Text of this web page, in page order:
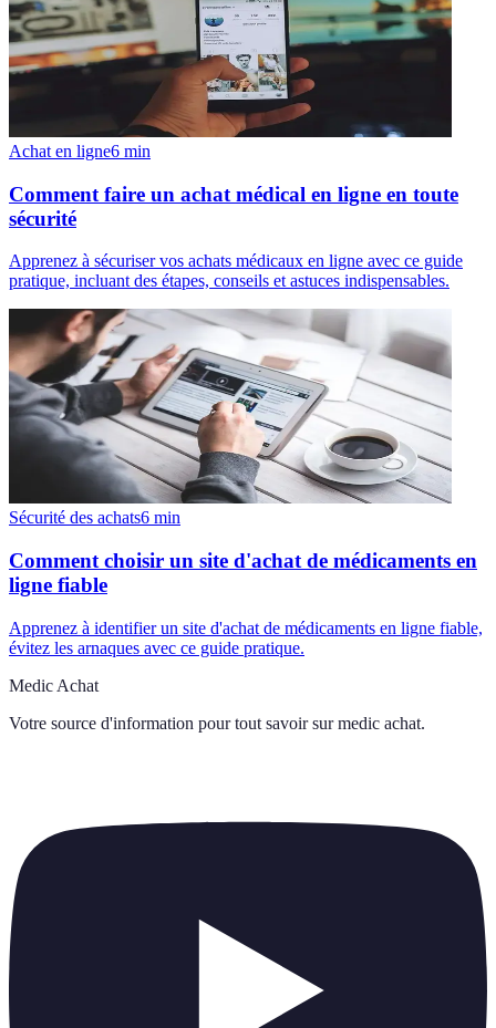
Achat en ligne6 min
Comment faire un achat médical en ligne en toute
sécurité
Apprenez à sécuriser vos achats médicaux en ligne avec ce guide
pratique, incluant des étapes, conseils et astuces indispensables.
Sécurité des achats6 min
Comment choisir un site d'achat de médicaments en
ligne fiable
Apprenez à identifier un site d'achat de médicaments en ligne fiable,
évitez les arnaques avec ce guide pratique.
Medic Achat
Votre source d'information pour tout savoir sur medic achat.